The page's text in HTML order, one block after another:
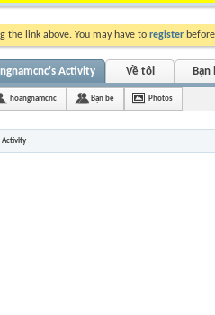
the link above. You may have to register
Activity Về tôi Bạn
hoangnamcnc Bạn bè Photos
Activity